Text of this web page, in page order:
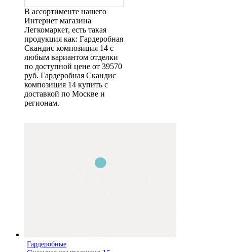
В ассортименте нашего
Интернет магазина
Легкомаркет, есть такая
продукция как: Гардеробная
Скандис композиция 14 с
любым вариантом отделки
по доступной цене от 39570
руб. Гардеробная Скандис
композиция 14 купить с
доставкой по Москве и
регионам.
Гардеробные